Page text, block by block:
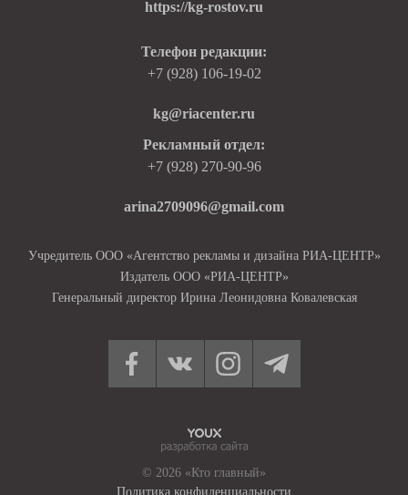
https://kg-rostov.ru
Телефон редакции:
+7 (928) 106-19-02
kg@riacenter.ru
Рекламный отдел:
+7 (928) 270-90-96
arina2709096@gmail.com
Учредитель ООО «Агентство рекламы и дизайна РИА-ЦЕНТР»
Издатель ООО «РИА-ЦЕНТР»
Генеральный директор Ирина Леонидовна Ковалевская
© 2026 «Кто главный»
Политика конфиденциальности